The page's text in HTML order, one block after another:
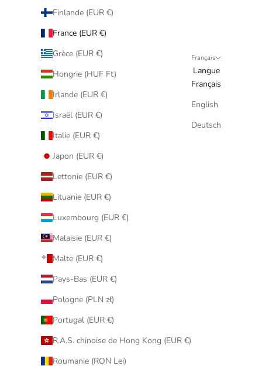
Finlande (EUR €)
France (EUR €)
Grèce (EUR €)
Hongrie (HUF Ft)
Irlande (EUR €)
Israël (EUR €)
Italie (EUR €)
Japon (EUR €)
Lettonie (EUR €)
Lituanie (EUR €)
Luxembourg (EUR €)
Malaisie (EUR €)
Malte (EUR €)
Pays-Bas (EUR €)
Pologne (PLN zł)
Portugal (EUR €)
R.A.S. chinoise de Hong Kong (EUR €)
Roumanie (RON Lei)
Français
Langue
Français
English
Deutsch